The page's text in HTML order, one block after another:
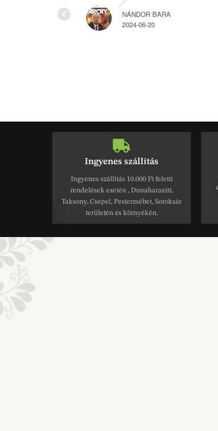
NÁNDOR BARA
2024-06-20
Ingyenes szállítás
Ingyenes szállítás 10.000 Ft feletti
rendelések esetén , Dunaharaszti,
Taksony, Csepel, Pesterzsébet, Soroksár
területén és környékén.